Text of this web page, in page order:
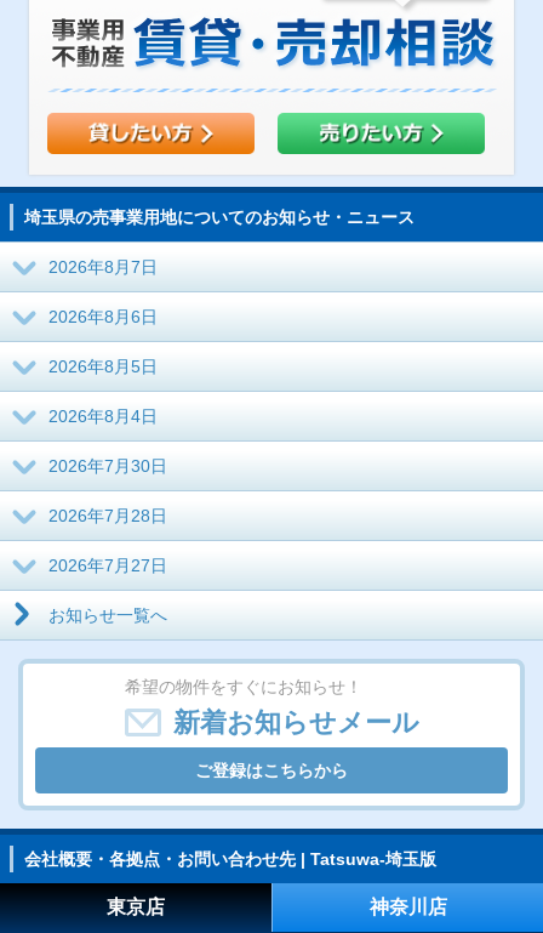
埼玉県の売事業用地についてのお知らせ・ニュース
2026年8月7日
2026年8月6日
2026年8月5日
2026年8月4日
2026年7月30日
2026年7月28日
2026年7月27日
お知らせ一覧へ
希望の物件をすぐにお知らせ！
新着お知らせメール
ご登録はこちらから
会社概要・各拠点・お問い合わせ先 | Tatsuwa-埼玉版
東京店 神奈川店